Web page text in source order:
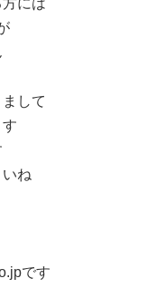
には
して
いね
です